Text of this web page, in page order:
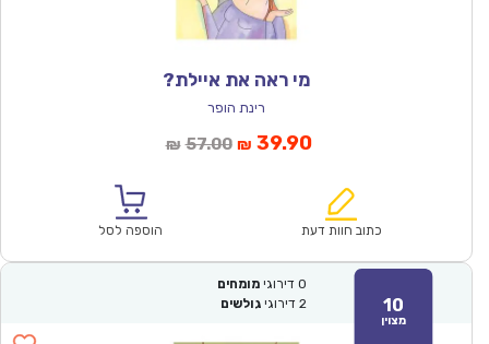
מי ראה את איילת?
רינת הופר
₪ 57.00המחיר
₪57.00.
₪ 39.90המחיר
הוא:
כתוב חוות דעת הוספה לסל
10
מצוין
0 דירוגי מומחים
2 דירוגי גולשים